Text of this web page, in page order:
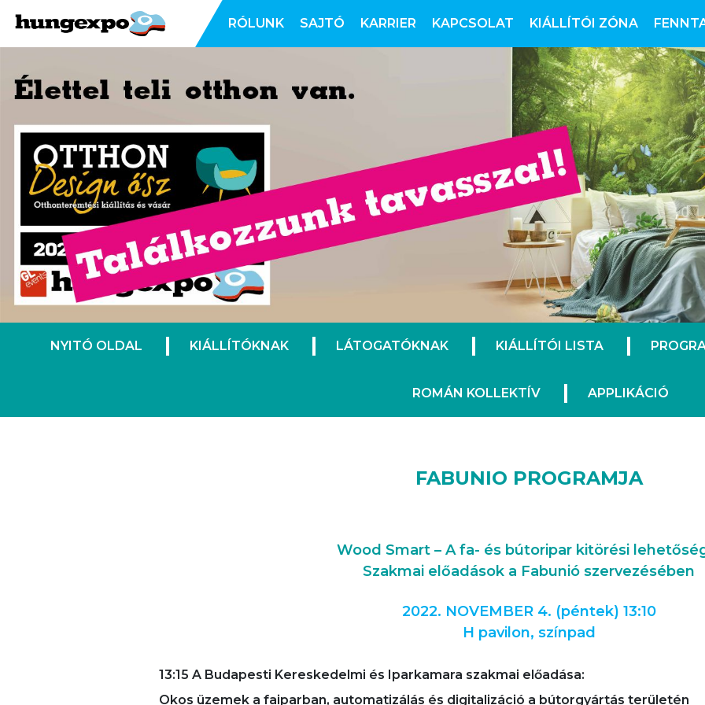
RÓLUNK SAJTÓ KARRIER KAPCSOLAT KIÁLLÍTÓI ZÓNA
NYITÓ OLDAL KIÁLLÍTÓKNAK LÁTOGATÓKNAK KIÁLLÍTÓI LISTA
ROMÁN KOLLEKTÍV APPLIKÁCIÓ
FABUNIO PROGRAMJA
Wood Smart – A fa- és bútoripar kitörési
Szakmai előadások a Fabunió szervezésében
2022. NOVEMBER 4. (péntek) 13:10
H pavilon, színpad
13:15 A Budapesti Kereskedelmi és Iparkamara szakmai előadása:
Okos üzemek a faiparban, automatizálás és digitalizáció a bútorgyártás területén